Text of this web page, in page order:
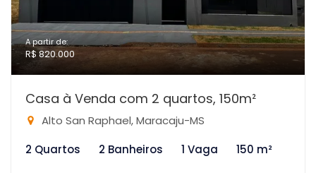
A partir de:
R$ 820.000
Casa à Venda com 2 quartos, 150m²
Alto San Raphael, Maracaju-MS
2 Quartos
2 Banheiros 1 Vaga 150 m²